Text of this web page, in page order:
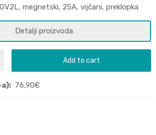
megnetski, 25A, vijčani, preklopka
Detalji proizvoda
Add to cart
76,90€